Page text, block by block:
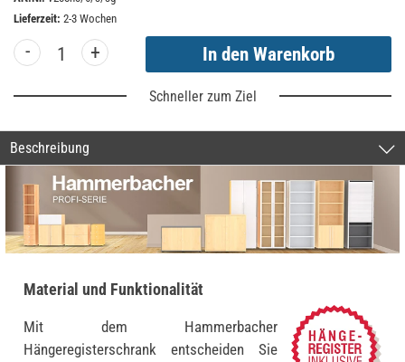
Lieferzeit: 2-3 Wochen
- +
Schneller zum Ziel
Beschreibung
Material und Funktionalität
Mit dem Hammerbacher
Hängeregisterschrank entscheiden Sie